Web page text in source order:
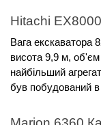
Hitachi
Вага екскаватора
висота 9,9 м,
найбільший
був побудований в